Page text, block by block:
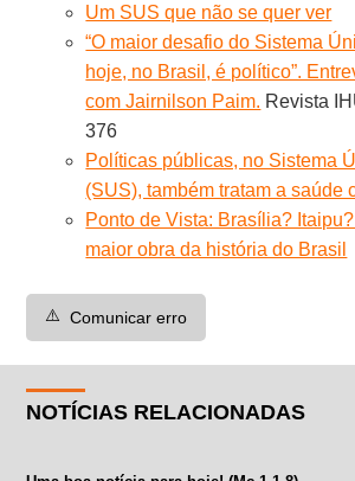
Um SUS que não se quer ver
“O maior desafio do Sistema
hoje, no Brasil, é político”.
com Jairnilson Paim. Revista
376
Políticas públicas, no Sistema
(SUS), também tratam a saúde
Ponto de Vista: Brasília?
maior obra da história do Brasil
⚠️ Comunicar erro
NOTÍCIAS RELACIONADAS